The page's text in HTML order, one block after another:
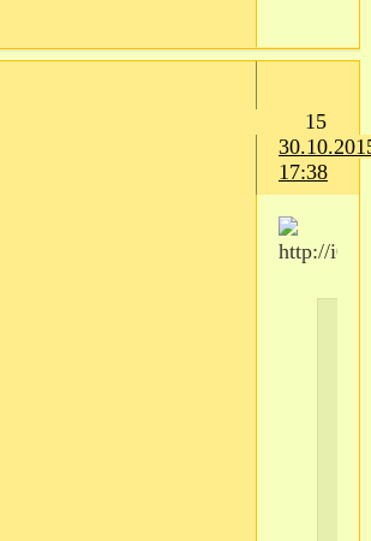
15
17:38